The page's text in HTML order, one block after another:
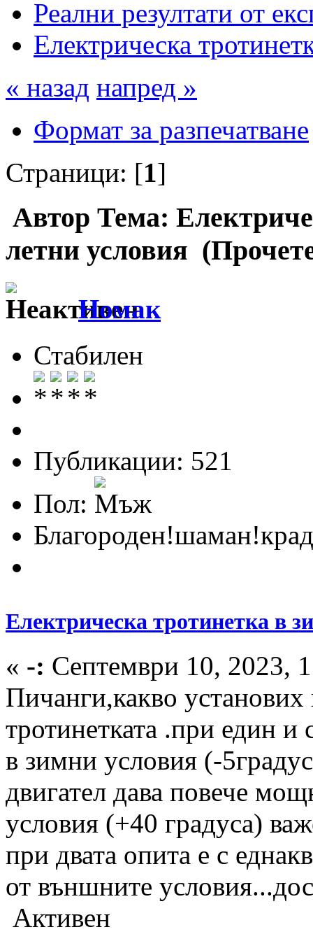
Реални резултати от
Електрическа
« назад напред »
Формат за разпечатване
Страници: [1]
Автор Тема:
летни условия
Номак
Стабилен
Публикации: 521
Пол:
Електрическа тротинетка в
« -: Септември 10, 2023,
Пичанги,какво
тротинетката .при един и
в зимни условия (-
двигател дава повече
условия (+40 градуса)
при двата опита е с
от външните
Активен